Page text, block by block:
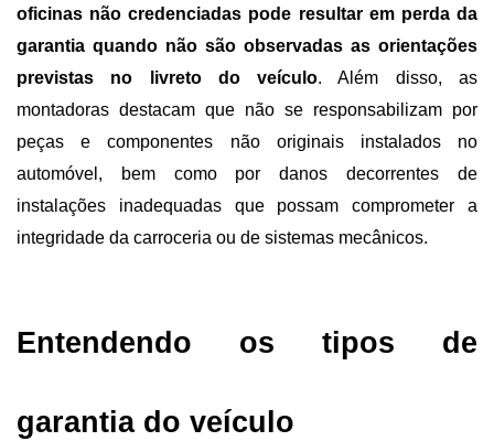
oficinas não credenciadas pode resultar em perda da
garantia quando não são observadas as orientações
previstas no livreto do veículo. Além disso, as
montadoras destacam que não se responsabilizam por
peças e componentes não originais instalados no
automóvel, bem como por danos decorrentes de
instalações inadequadas que possam comprometer a
integridade da carroceria ou de sistemas mecânicos.
Entendendo os tipos de
garantia do veículo